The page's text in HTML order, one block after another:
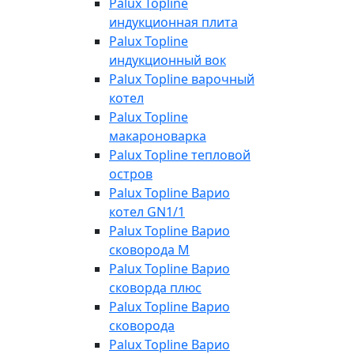
индукционная плита
Palux Topline
индукционный вок
Palux Topline варочный
котел
Palux Topline
макароноварка
Palux Topline тепловой
остров
Palux Topline Варио
котел GN1/1
Palux Topline Варио
сковорода М
Palux Topline Варио
сковорда плюс
Palux Topline Варио
сковорода
Palux Topline Варио